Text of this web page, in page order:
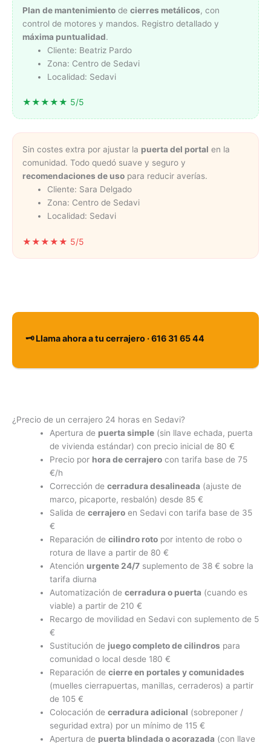
Plan de mantenimiento de cierres metálicos, con
control de motores y mandos. Registro detallado y
máxima puntualidad.
Cliente: Beatriz Pardo
Zona: Centro de Sedavi
Localidad: Sedavi
★★★★★ 5/5
Sin costes extra por ajustar la puerta del portal en la
comunidad. Todo quedó suave y seguro y
recomendaciones de uso para reducir averías.
Cliente: Sara Delgado
Zona: Centro de Sedavi
Localidad: Sedavi
★★★★★ 5/5
🗝️ Llama ahora a tu cerrajero · 616 31 65 44
¿Precio de un cerrajero 24 horas en Sedavi?
Apertura de puerta simple(sin llave echada, puerta
de vivienda estándar) con precio inicial de 80 €
Precio por hora de cerrajerocon tarifa base de 75
€/h
Corrección de cerradura desalineada (ajuste de
marco, picaporte, resbalón) desde 85 €
Salida de cerrajeroen Sedavi con tarifa base de 35
€
Reparación de cilindro rotopor intento de robo o
rotura de llave a partir de 80 €
Atención urgente 24/7suplemento de 38 € sobre la
tarifa diurna
Automatización de cerradura o puerta (cuando es
viable) a partir de 210 €
Recargo de movilidad en Sedavi con suplemento de 5
€
Sustitución de juego completo de cilindros para
comunidad o local desde 180 €
Reparación de cierre en portales y comunidades
(muelles cierrapuertas, manillas, cerraderos) a partir
de 105 €
Colocación de cerradura adicional (sobreponer /
seguridad extra) por un mínimo de 115 €
Apertura de puerta blindada o acorazada (con llave